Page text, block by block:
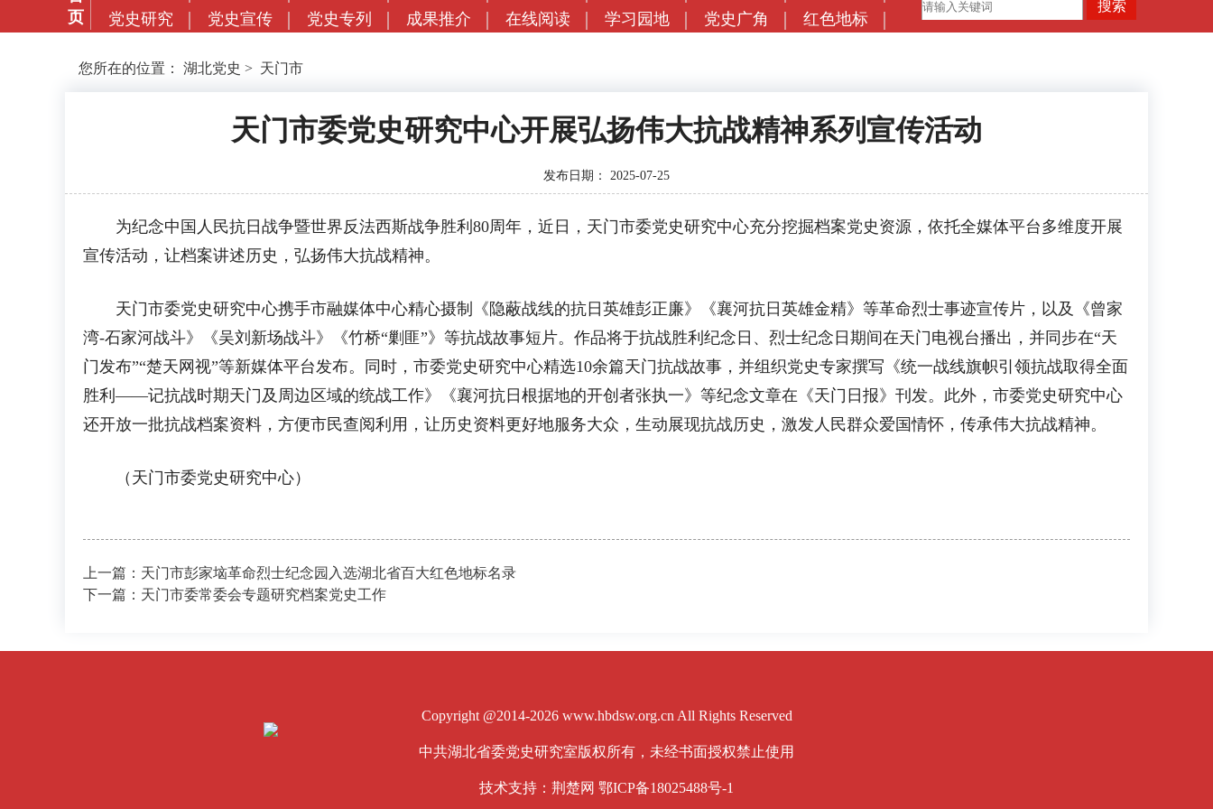
页
党史研究
党史宣传 党史专列 成果推介 在线阅读 学习园地 党史广角 红色地标
您所在的位置： 湖北党史 > 天门市
天门市委党史研究中心开展弘扬伟大抗战精神系列宣传活动
发布日期： 2025-07-25
为纪念中国人民抗日战争暨世界反法西斯战争胜利80周年，近日，天门市委党史研究中心充分挖掘档案党史资源，依托全媒体平台多维度开展
宣传活动，让档案讲述历史，弘扬伟大抗战精神。
天门市委党史研究中心携手市融媒体中心精心摄制《隐蔽战线的抗日英雄彭正廉》《襄河抗日英雄金精》等革命烈士事迹宣传片，以及《曾家
湾-石家河战斗》《吴刘新场战斗》《竹桥“剿匪”》等抗战故事短片。作品将于抗战胜利纪念日、烈士纪念日期间在天门电视台播出，并同步在“天
门发布”“楚天网视”等新媒体平台发布。同时，市委党史研究中心精选10余篇天门抗战故事，并组织党史专家撰写《统一战线旗帜引领抗战取得全面
胜利——记抗战时期天门及周边区域的统战工作》《襄河抗日根据地的开创者张执一》等纪念文章在《天门日报》刊发。此外，市委党史研究中心
还开放一批抗战档案资料，方便市民查阅利用，让历史资料更好地服务大众，生动展现抗战历史，激发人民群众爱国情怀，传承伟大抗战精神。
（天门市委党史研究中心）
上一篇：天门市彭家垴革命烈士纪念园入选湖北省百大红色地标名录
下一篇：天门市委常委会专题研究档案党史工作
Copyright @2014-2026 www.hbdsw.org.cn All Rights Reserved
中共湖北省委党史研究室版权所有，未经书面授权禁止使用
技术支持：荆楚网 鄂ICP备18025488号-1